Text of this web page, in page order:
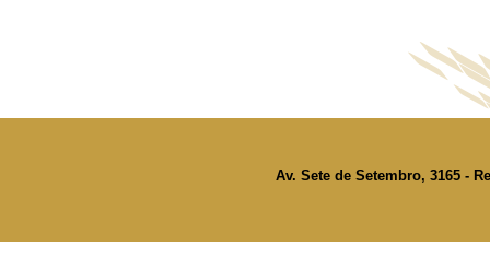
Av. Sete de Setembro, 3165 -